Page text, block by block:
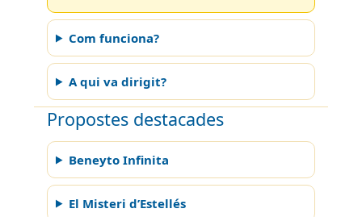
Com funciona?
A qui va dirigit?
Propostes destacades
Beneyto Infinita
El Misteri d’Estellés